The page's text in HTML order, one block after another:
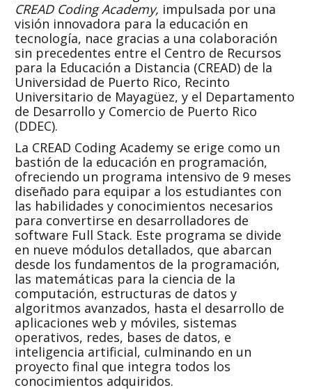
CREAD Coding Academy, impulsada por una
visión innovadora para la educación en
tecnología, nace gracias a una colaboración
sin precedentes entre el Centro de Recursos
para la Educación a Distancia (CREAD) de la
Universidad de Puerto Rico, Recinto
Universitario de Mayagüez, y el Departamento
de Desarrollo y Comercio de Puerto Rico
(DDEC).
La CREAD Coding Academy se erige como un
bastión de la educación en programación,
ofreciendo un programa intensivo de 9 meses
diseñado para equipar a los estudiantes con
las habilidades y conocimientos necesarios
para convertirse en desarrolladores de
software Full Stack. Este programa se divide
en nueve módulos detallados, que abarcan
desde los fundamentos de la programación,
las matemáticas para la ciencia de la
computación, estructuras de datos y
algoritmos avanzados, hasta el desarrollo de
aplicaciones web y móviles, sistemas
operativos, redes, bases de datos, e
inteligencia artificial, culminando en un
proyecto final que integra todos los
conocimientos adquiridos.